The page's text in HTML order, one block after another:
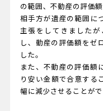
の範囲、不動産の評価
相手方が遺産の範囲に
主張をしてきました
し、動産の評価額をゼ
した。
また、不動産の評価額
り安い金額で合意する
幅に減少させることがで